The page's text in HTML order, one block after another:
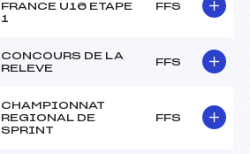
FRANCE U16 ETAPE
1
FFS
CONCOURS DE LA
RELEVE
FFS
CHAMPIONNAT
REGIONAL DE
SPRINT
FFS